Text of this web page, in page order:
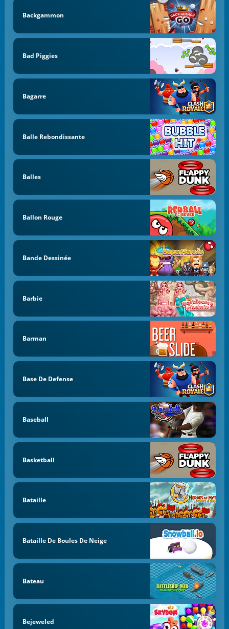
Backgammon
Bad Piggies
Bagarre
Balle Rebondissante
Balles
Ballon Rouge
Bande Dessinée
Barbie
Barman
Base De Defense
Baseball
Basketball
Bataille
Bataille De Boules De Neige
Bateau
Bejeweled